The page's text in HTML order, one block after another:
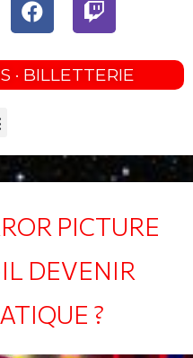
· BILLETTERIE
PICTURE
DEVENIR
?